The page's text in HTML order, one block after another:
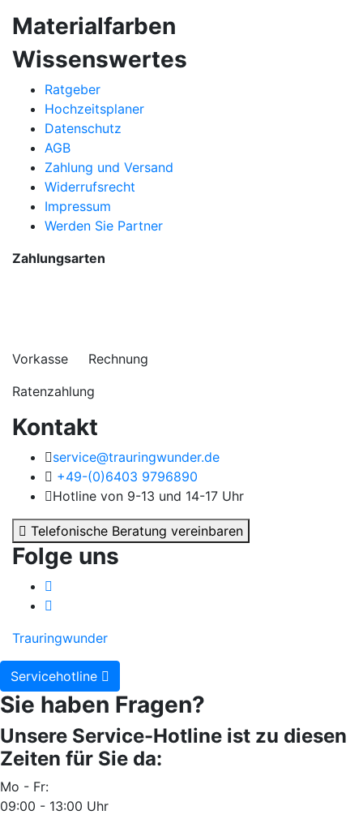
Materialfarben
Wissenswertes
Ratgeber
Hochzeitsplaner
Datenschutz
AGB
Zahlung und Versand
Widerrufsrecht
Impressum
Werden Sie Partner
Zahlungsarten
Vorkasse Rechnung
Ratenzahlung
Kontakt
service@trauringwunder.de
+49-(0)6403 9796890
Hotline von 9-13 und 14-17 Uhr
Telefonische Beratung vereinbaren
Folge uns
Trauringwunder
Servicehotline
Sie haben Fragen?
Unsere Service-Hotline ist zu diesen
Zeiten für Sie da:
Mo - Fr:
09:00 - 13:00 Uhr